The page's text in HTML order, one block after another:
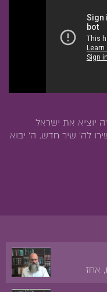
יוציא את ישראל
לה' שיר חדש. ה' יבוא
אחז